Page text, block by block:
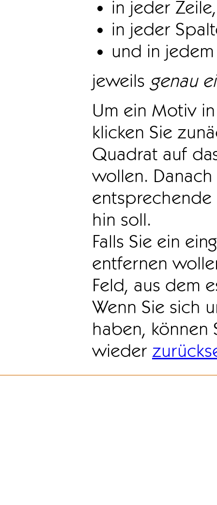
in jeder Zeile,
in jeder
und in
jeweils genau
Um ein Motiv
klicken Sie
Quadrat auf
wollen.
hin soll.
Falls Sie ein
entfernen
Feld, aus dem
Wenn Sie sich
haben, können
wieder